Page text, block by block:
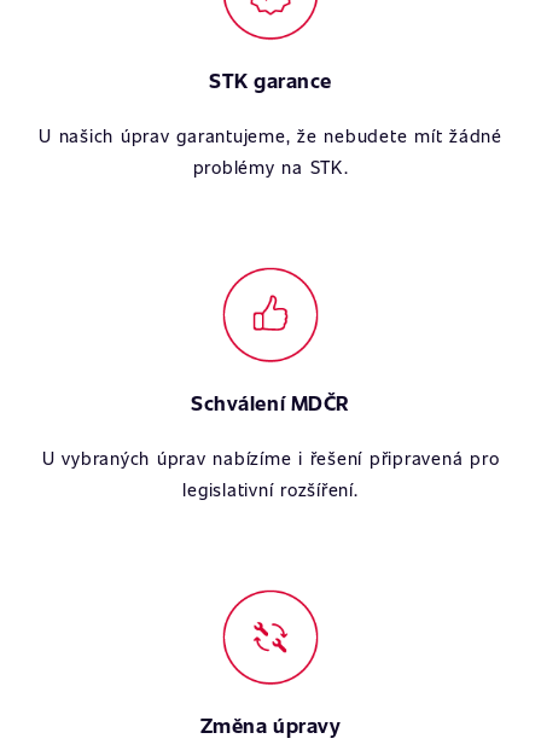
STK garance
U našich úprav garantujeme, že nebudete mít žádné
problémy na STK.
Schválení MDČR
U vybraných úprav nabízíme i řešení připravená pro
legislativní rozšíření.
Změna úpravy